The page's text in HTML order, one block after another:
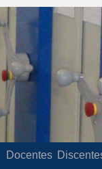
Docentes